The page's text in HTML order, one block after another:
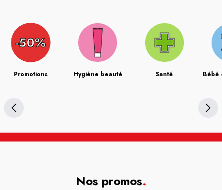
Promotions Hygiène beauté Santé Bébé
Nos promos.